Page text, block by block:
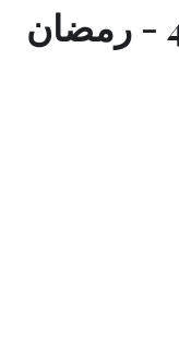
خواطر 10 - الحلقة 4 - رمضان